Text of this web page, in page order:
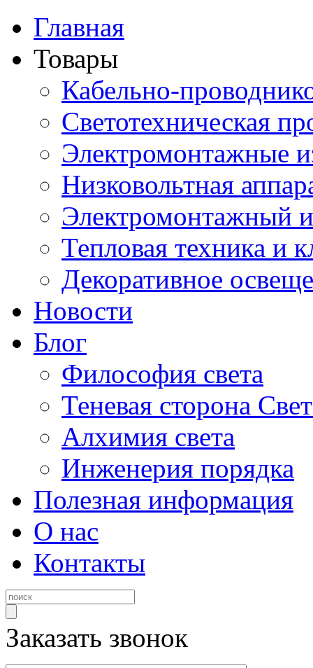
Главная
Товары
Кабельно-
Светотехническая
Электромонтажные
Низковольтная
Электромонтажный
Тепловая техника и
Декоративное
Новости
Блог
Философия света
Теневая сторона
Алхимия света
Инженерия порядка
Полезная информация
О нас
Контакты
Заказать звонок